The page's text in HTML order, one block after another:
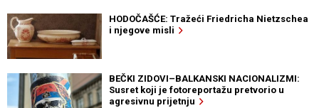
HODOČAŠĆE: Tražeći Friedricha Nietzschea
i njegove misli
BEČKI ZIDOVI–BALKANSKI NACIONALIZMI:
Susret koji je fotoreportažu pretvorio u
agresivnu prijetnju